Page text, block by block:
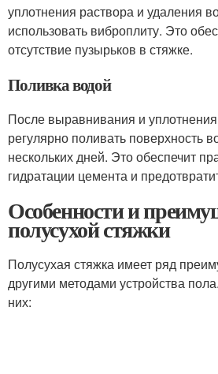
уплотнения раствора и удаления
использовать виброплиту. Это
отсутствие пузырьков в стяжке.
Поливка водой
После выравнивания и
регулярно поливать поверхность
нескольких дней. Это обеспечит
гидратации цемента и
Особенности и
полусухой стяжки
Полусухая стяжка имеет ряд
другими методами устройства
них: